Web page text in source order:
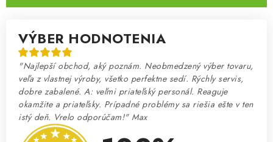
VÝBER HODNOTENIA
"Najlepší obchod, aký poznám. Neobmedzený výber tovaru,
veľa z vlastnej výroby, všetko perfektne sedí. Rýchly servis,
dobre zabalené. A: veľmi priateľský personál. Reaguje
okamžite a priateľsky. Prípadné problémy sa riešia ešte v ten
istý deň. Vrelo odporúčam!" Max